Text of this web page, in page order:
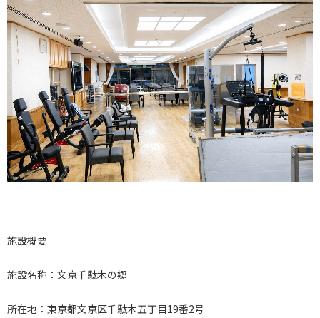
施設概要
施設名称：文京千駄木の郷
所在地：東京都文京区千駄木五丁目19番2号